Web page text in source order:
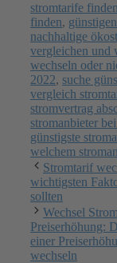
stromtarife finden
finden,
nachhaltige
vergleichen und
wechseln oder
2022, suche
vergleich
stromvertrag
stromanbieter
günstigste
welchem
Stromtarif
wichtigsten
sollten
Wechsel
Preiserhöhung:
einer
wechseln